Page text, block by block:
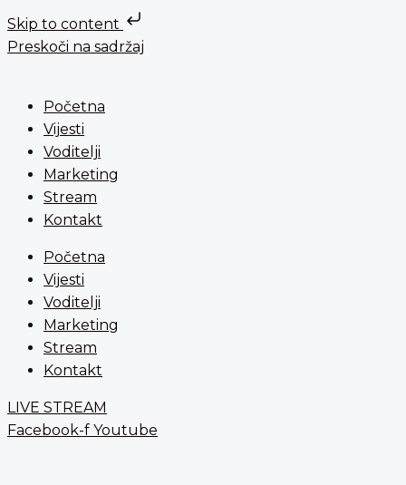
Skip to content
Preskoči na sadržaj
Početna
Vijesti
Voditelji
Marketing
Stream
Kontakt
Početna
Vijesti
Voditelji
Marketing
Stream
Kontakt
LIVE STREAM
Facebook-f Youtube